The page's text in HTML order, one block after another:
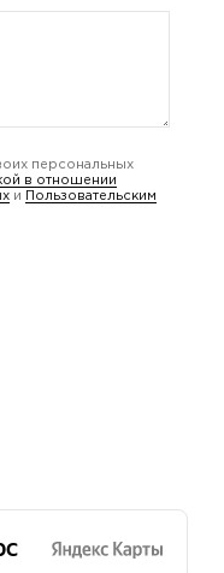
персональных
в отношении
и
Пользовательским